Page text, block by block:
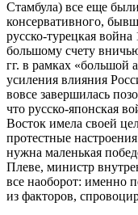
Стамбула) все еще
консервативного,
русско-турецкая война
большому счету
гг. в рамках «большой
усиления влияния
вовсе завершилась
что русско-японская
Восток имела своей
протестные
нужна маленькая
Плеве, министр
все наоборот: именно
из факторов,